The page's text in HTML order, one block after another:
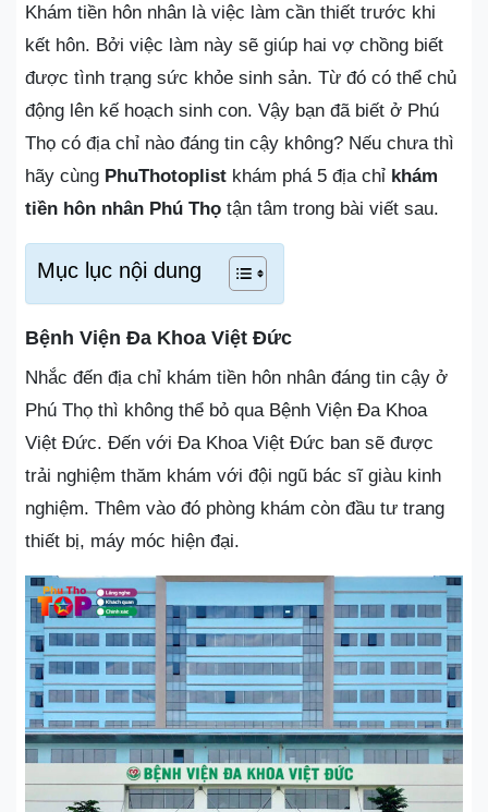
Khám tiền hôn nhân là việc làm cần thiết trước khi
kết hôn. Bởi việc làm này sẽ giúp hai vợ chồng biết
được tình trạng sức khỏe sinh sản. Từ đó có thể chủ
động lên kế hoạch sinh con. Vậy bạn đã biết ở Phú
Thọ có địa chỉ nào đáng tin cậy không? Nếu chưa thì
hãy cùng PhuThotoplist khám phá 5 địa chỉ khám
tiền hôn nhân Phú Thọ tận tâm trong bài viết sau.
Mục lục nội dung
Bệnh Viện Đa Khoa Việt Đức
Nhắc đến địa chỉ khám tiền hôn nhân đáng tin cậy ở
Phú Thọ thì không thể bỏ qua Bệnh Viện Đa Khoa
Việt Đức. Đến với Đa Khoa Việt Đức ban sẽ được
trải nghiệm thăm khám với đội ngũ bác sĩ giàu kinh
nghiệm. Thêm vào đó phòng khám còn đầu tư trang
thiết bị, máy móc hiện đại.